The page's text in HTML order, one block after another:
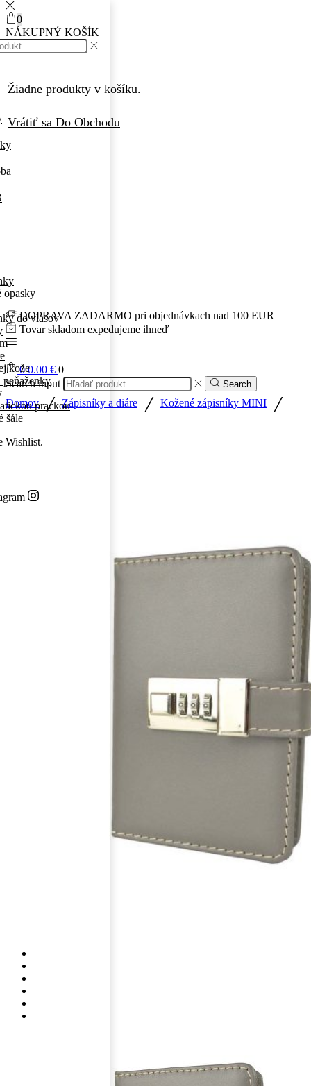
DOPRAVA ZADARMO pri objednávkach nad 100 EUR
Tovar skladom expedujeme ihneď
opasky
do vlasov
kože
prackou
šále
Wishlist.
00.00 € 0
0
NÁKUPNÝ KOŠÍK
Žiadne produkty v košíku.
Vrátiť sa Do Obchodu
Search input Search
Domov / Zápisníky a diáre / Kožené zápisníky MINI /